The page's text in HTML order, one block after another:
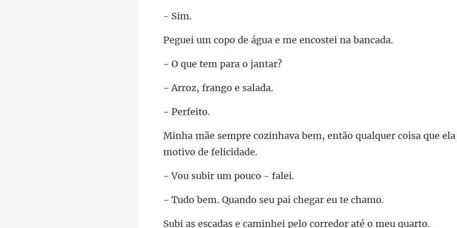
Si
e água e me enco
tem para
frango
erf
então qualquer coisa que
ir um pou
ndo seu pai che
aminhei pelo corred